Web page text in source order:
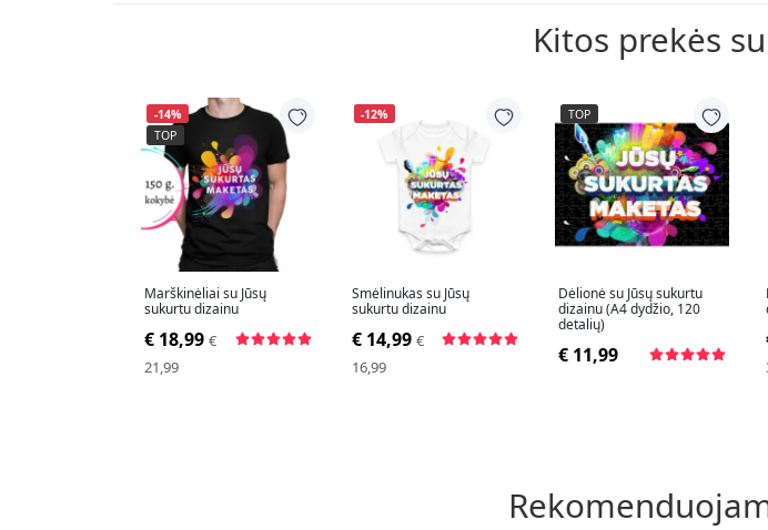
Kitos prekės
-14%
TOP
Marškinėliai su Jūsų
sukurtu dizainu
€ 18,99 €
21,99
-12%
Smėlinukas su Jūsų
sukurtu dizainu
€ 14,99 €
16,99
TOP
Dėlionė su Jūsų sukurtu
dizainu (A4 dydžio, 120
detalių)
€ 11,99